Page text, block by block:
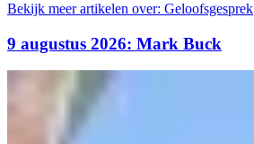
Bekijk meer artikelen over: Geloofsgesprek
9 augustus 2026: Mark Buck